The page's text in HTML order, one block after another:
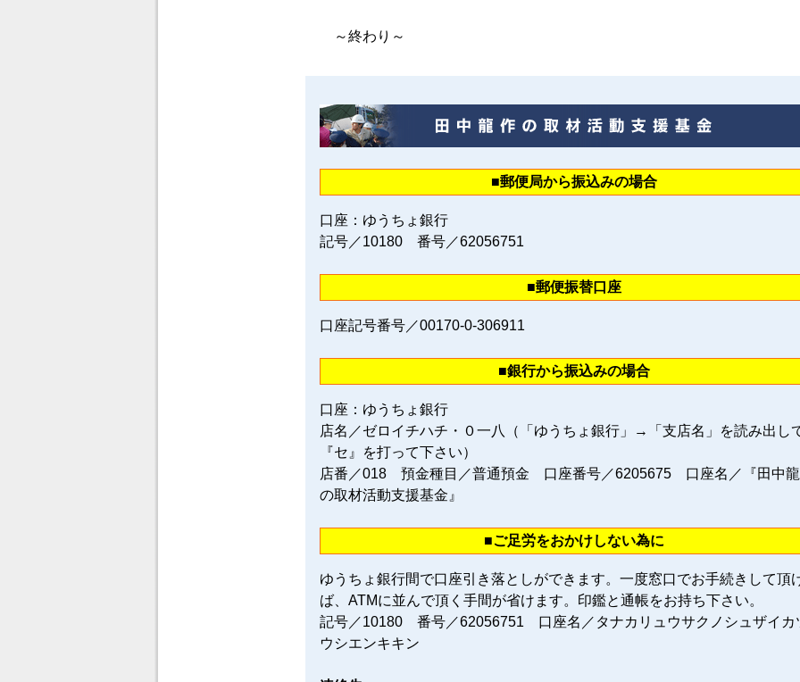
～終わり～
■郵便局から振込みの場合
口座：ゆうちょ銀行
記号／10180 番号／62056751
■郵便振替口座
口座記号番号／00170‐0‐306911
■銀行から振込みの場合
口座：ゆうちょ銀行
店名／ゼロイチハチ・０一八（「ゆうちょ銀行」→「支店名」を読み出し
『セ』を打って下さい）
店番／018 預金種目／普通預金 口座番号／6205675 口座名／『田中
の取材活動支援基金』
■ご足労をおかけしない為に
ゆうちょ銀行間で口座引き落としができます。一度窓口でお手続きして頂
ば、ATMに並んで頂く手間が省けます。印鑑と通帳をお持ち下さい。
記号／10180 番号／62056751 口座名／タナカリュウサクノシュザイカ
ウシエンキキン